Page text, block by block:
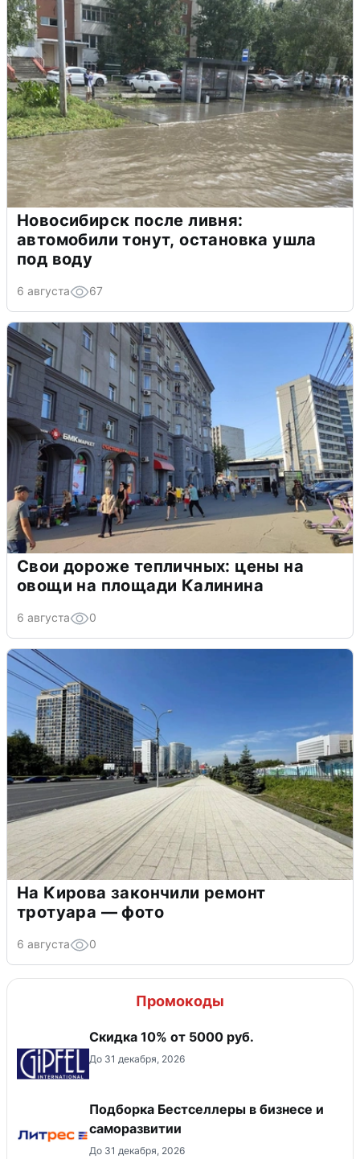
Новосибирск после ливня:
автомобили тонут, остановка ушла
под воду
6 августа 67
Свои дороже тепличных: цены на
овощи на площади Калинина
6 августа 0
На Кирова закончили ремонт
тротуара — фото
6 августа 0
Промокоды
Скидка 10% от 5000 руб.
До 31 декабря, 2026
Подборка Бестселлеры в бизнесе и
саморазвитии
До 31 декабря, 2026